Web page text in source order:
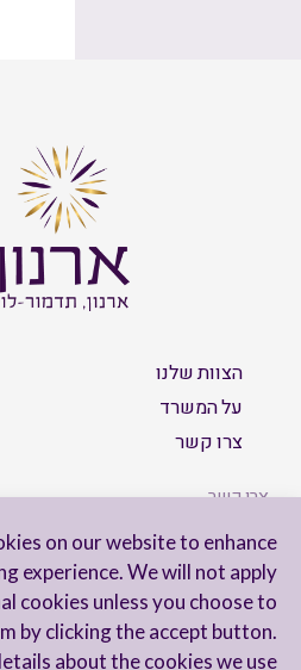
on our website to enhance
experience. We will not apply
cookies unless you choose to
by clicking the accept button.
about the cookies we use
הצוות שלנו
על המשרד
צרו קשר
צרו קשר
הישארו מעודכנים